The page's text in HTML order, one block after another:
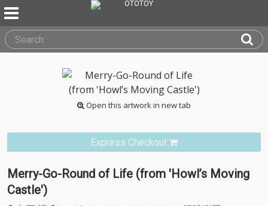
Open this artwork in new tab
Express Checkout
Merry-Go-Round of Life (from 'Howl’s Moving
Castle')